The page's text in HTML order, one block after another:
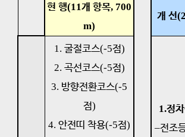
현 행(11개 항목, 700
m)
개 선(2
1. 굴절코스(-5점)
2. 곡선코스(-5점)
3. 방향전환코스(-5
점)
4. 안전띠 착용(-5점)
1.정
–전조